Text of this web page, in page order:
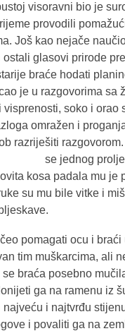
visoravni bio je
provodili
Još kao nejače
ostali glasovi prirode
braće hodati
je u razgovorima sa
visprenosti, soko i
omražen i
razriješiti
proljeća
kosa padala mu
su mu bile vitke i
pomagati ocu i
tim muškarcima, ali
se braća posebno
ga na ramenu iz
najveću i najtvrđu
i povaliti ga na